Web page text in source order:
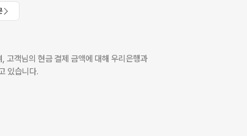
고객님의 현금 결제 금액에 대해 우리은행과
있습니다.